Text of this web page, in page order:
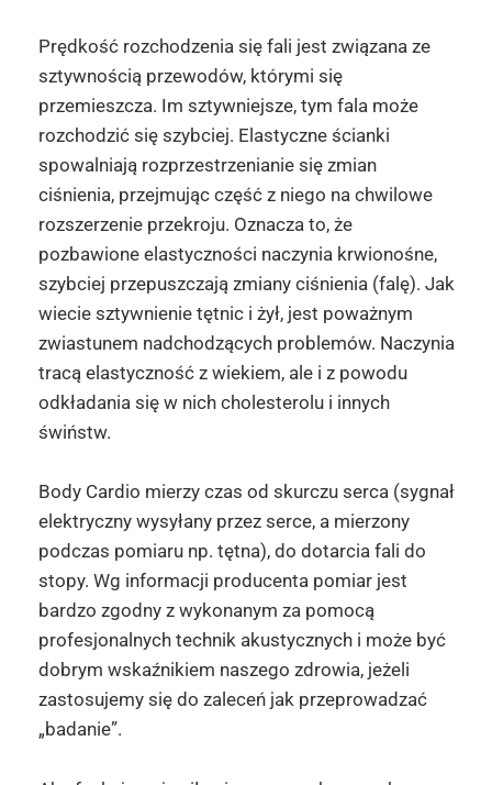
Prędkość rozchodzenia się fali jest związana ze
sztywnością przewodów, którymi się
przemieszcza. Im sztywniejsze, tym fala może
rozchodzić się szybciej. Elastyczne ścianki
spowalniają rozprzestrzenianie się zmian
ciśnienia, przejmując część z niego na chwilowe
rozszerzenie przekroju. Oznacza to, że
pozbawione elastyczności naczynia krwionośne,
szybciej przepuszczają zmiany ciśnienia (falę). Jak
wiecie sztywnienie tętnic i żył, jest poważnym
zwiastunem nadchodzących problemów. Naczynia
tracą elastyczność z wiekiem, ale i z powodu
odkładania się w nich cholesterolu i innych
świństw.
Body Cardio mierzy czas od skurczu serca (sygnał
elektryczny wysyłany przez serce, a mierzony
podczas pomiaru np. tętna), do dotarcia fali do
stopy. Wg informacji producenta pomiar jest
bardzo zgodny z wykonanym za pomocą
profesjonalnych technik akustycznych i może być
dobrym wskaźnikiem naszego zdrowia, jeżeli
zastosujemy się do zaleceń jak przeprowadzać
„badanie”.